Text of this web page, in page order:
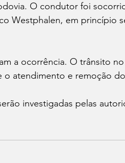
O condutor foi
Westphalen, em princípio
a ocorrência. O trânsito
atendimento e remoção
investigadas pelas